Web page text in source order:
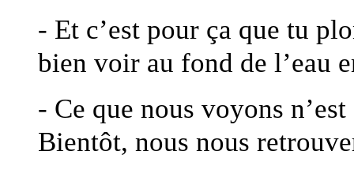
- Et c’est pour ça que tu
bien voir au fond de l’eau
- Ce que nous voyons
Bientôt, nous nous